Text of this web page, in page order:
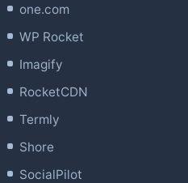
one.com
WP Rocket
Imagify
RocketCDN
Termly
Shore
SocialPilot